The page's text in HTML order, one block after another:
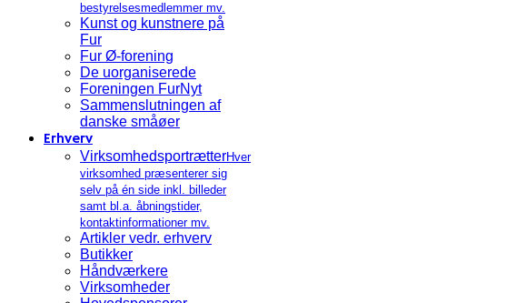
bestyrelsesmedlemmer mv.
Kunst og kunstnere på
Fur
Fur Ø-forening
De uorganiserede
Foreningen FurNyt
Sammenslutningen af
danske småøer
Erhverv
VirksomhedsportrætterHver
virksomhed præsenterer sig
selv på én side inkl. billeder
samt bl.a. åbningstider,
kontaktinformationer mv.
Artikler vedr. erhverv
Butikker
Håndværkere
Virksomheder